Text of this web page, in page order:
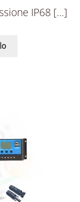
IP68 […]